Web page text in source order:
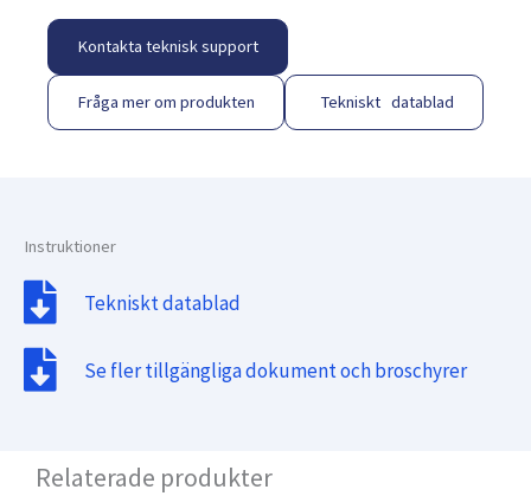
Kontakta teknisk support
Fråga mer om produkten Tekniskt datablad
Instruktioner
Tekniskt datablad
Se fler tillgängliga dokument och broschyrer
Relaterade produkter